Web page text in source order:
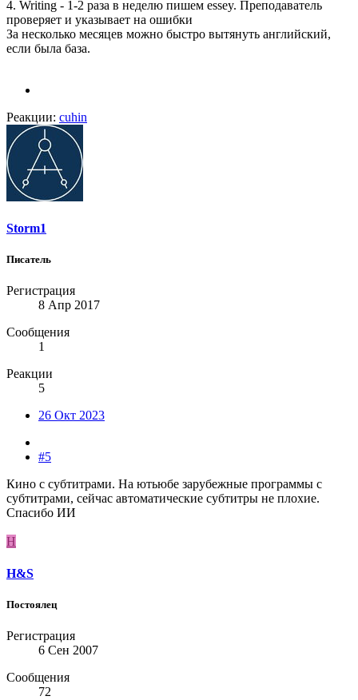
4. Writing - 1-2 раза в неделю пишем essey. Преподаватель
проверяет и указывает на ошибки
За несколько месяцев можно быстро вытянуть английский,
если была база.
Реакции: cuhin
Storm1
Писатель
Регистрация
8 Апр 2017
Сообщения
1
Реакции
5
26 Окт 2023
#5
Кино с субтитрами. На ютьюбе зарубежные программы с
субтитрами, сейчас автоматические субтитры не плохие.
Спасибо ИИ
H
H&S
Постоялец
Регистрация
6 Сен 2007
Сообщения
72